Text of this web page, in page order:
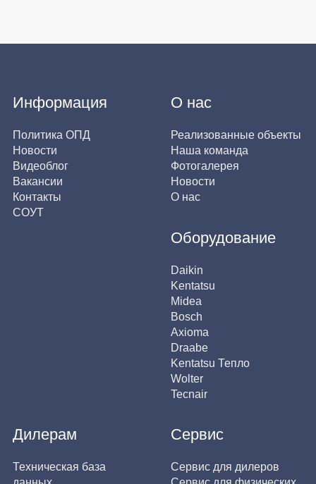
Информация
Политика ОПД
Новости
Видеоблог
Вакансии
Контакты
СОУТ
О нас
Реализованные объекты
Наша команда
Фотогалерея
Новости
О нас
Оборудование
Daikin
Kentatsu
Midea
Bosch
Axioma
Draabe
Kentatsu Тепло
Wolter
Tecnair
Дилерам
Техническая база
Сервис
Сервис для дилеров